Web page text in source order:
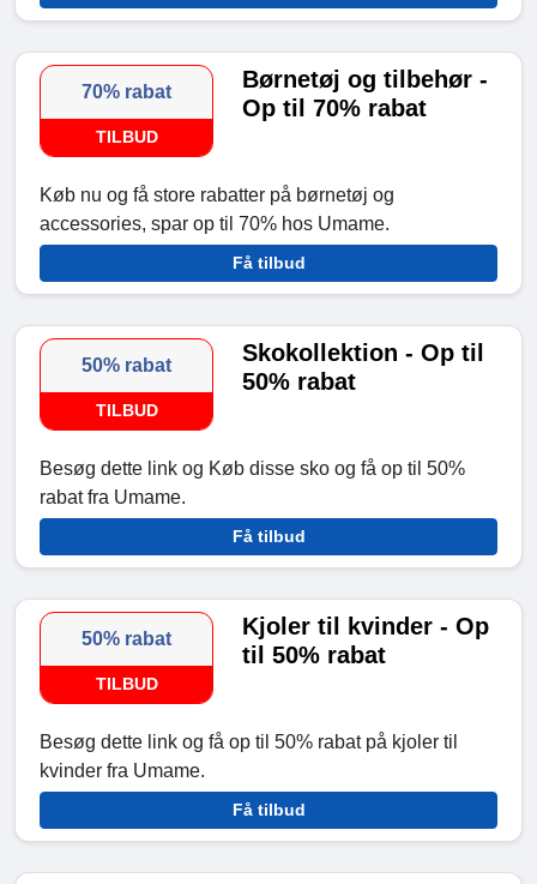
70% rabat
TILBUD
Børnetøj og tilbehør -
Op til 70% rabat
Køb nu og få store rabatter på børnetøj og
accessories, spar op til 70% hos Umame.
Få tilbud
50% rabat
TILBUD
Skokollektion - Op til
50% rabat
Besøg dette link og Køb disse sko og få op til 50%
rabat fra Umame.
Få tilbud
50% rabat
TILBUD
Kjoler til kvinder - Op
til 50% rabat
Besøg dette link og få op til 50% rabat på kjoler til
kvinder fra Umame.
Få tilbud